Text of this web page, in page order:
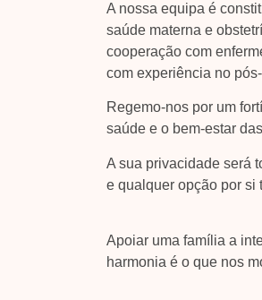
A nossa equipa é
saúde materna e
cooperação com
com experiência no
Regemo-nos por um
saúde e o bem-estar
A sua privacidade será
e qualquer opção por si
Apoiar uma família a
harmonia é o que nos